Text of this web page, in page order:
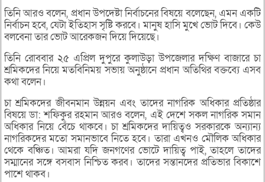
তিনি আরও বলেন, প্রধান উপদেষ্টা নির্বাচনের বিষয়ে বলেছেন, এমন একটি
নির্বাচন হবে, যেটা ইতিহাস সৃষ্টি করবে। মানুষ হাসি মুখে ভোট দিবে। কেউ
বলবেনা তার ভোট আরেকজন দিয়ে দিয়েছে।
তিনি রোববার ২৫ এপ্রিল দুপুরে কুলাউড়া উপজেলার দক্ষিণ বাজারে চা
শ্রমিকদের নিয়ে মতবিনিময় সভায় অনুষ্ঠানে প্রধান অতিথির বক্তব্যে এসব
কথা বলেন।
চা শ্রমিকদের জীবনমান উন্নয়ন এবং তাদের নাগরিক অধিকার প্রতিষ্ঠার
বিষয়ে ডা: শফিকুর রহমান আরও বলেন, এই দেশে সকল নাগরিক সমান
অধিকার নিয়ে বেঁচে থাকবে। চা শ্রমিকদের দায়িত্বও সরকারকে অন্যান্য
নাগরিকদের মতো সমানভাবে নিতে হবে। তারা এখনও মৌলিক অধিকার
থেকে বঞ্চিত। আমরা যদি জনগণের ভোটে দায়িত্ব পাই, তাহলে তাদের
সম্মানের সঙ্গে বসবাস নিশ্চিত করব। তাদের সন্তানদের প্রতিভার বিকাশে
পাশে থাকব।